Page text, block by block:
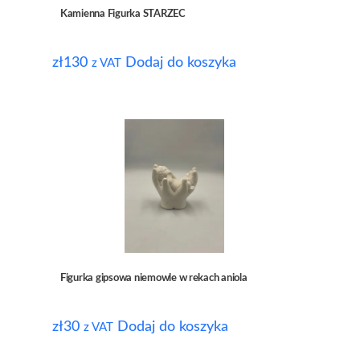
Kamienna Figurka STARZEC
zł130 z VAT Dodaj do koszyka
Figurka gipsowa niemowle w rekach aniola
zł30 z VAT Dodaj do koszyka